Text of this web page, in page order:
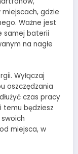
gdzie
Ważne jest
samej baterii
na nagłe
Wyłączaj
oszczędzania
czas pracy
temu będziesz
miejsca, w